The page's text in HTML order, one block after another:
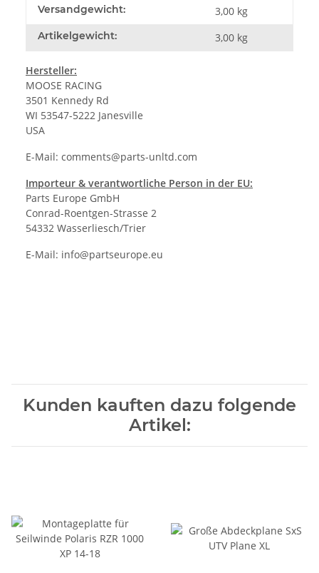
Versandgewicht: 3,00 kg
Artikelgewicht: 3,00 kg
Hersteller:
MOOSE RACING
3501 Kennedy Rd
WI 53547-5222 Janesville
USA
E-Mail: comments@parts-unltd.com
Importeur & verantwortliche Person in der EU:
Parts Europe GmbH
Conrad-Roentgen-Strasse 2
54332 Wasserliesch/Trier
E-Mail: info@partseurope.eu
Kunden kauften dazu folgende
Artikel: